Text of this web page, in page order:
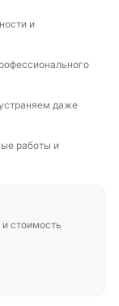
и
даже
работы и
стоимость